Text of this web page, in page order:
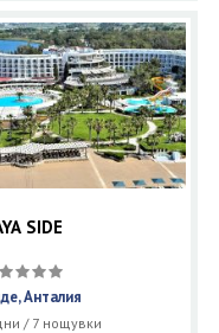
SIDE
Анталия
/ 7 нощувки